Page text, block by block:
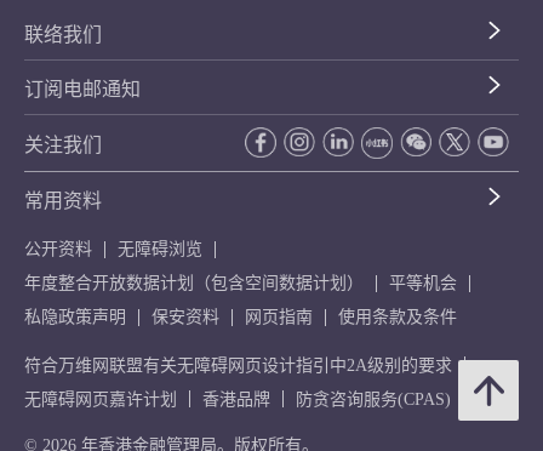
联络我们
订阅电邮通知
关注我们
常用资料
公开资料
无障碍浏览
年度整合开放数据计划（包含空间数据计划）
平等机会
私隐政策声明
保安资料 网页指南 使用条款及条件
符合万维网联盟有关无障碍网页设计指引中2A级别的要求
无障碍网页嘉许计划
香港品牌 防贪咨询服务(CPAS)
© 2026 年香港金融管理局。版权所有。